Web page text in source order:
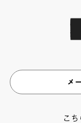
メ
こち